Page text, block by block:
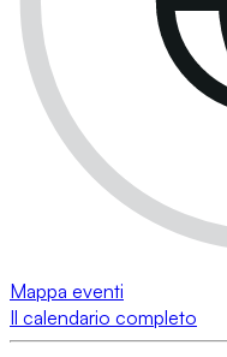
Mappa eventi
Il calendario completo